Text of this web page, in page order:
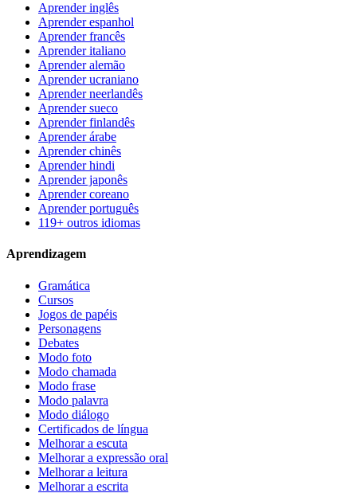
Aprender inglês
Aprender espanhol
Aprender francês
Aprender italiano
Aprender alemão
Aprender ucraniano
Aprender neerlandês
Aprender sueco
Aprender finlandês
Aprender árabe
Aprender chinês
Aprender hindi
Aprender japonês
Aprender coreano
Aprender português
119+ outros idiomas
Aprendizagem
Gramática
Cursos
Jogos de papéis
Personagens
Debates
Modo foto
Modo chamada
Modo frase
Modo palavra
Modo diálogo
Certificados de língua
Melhorar a escuta
Melhorar a expressão oral
Melhorar a leitura
Melhorar a escrita